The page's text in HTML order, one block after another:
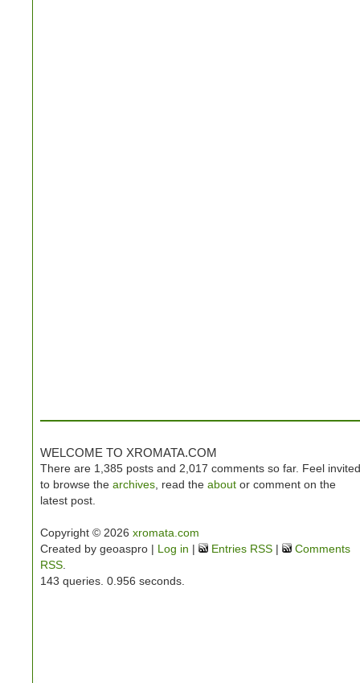
WELCOME TO XROMATA.COM
There are 1,385 posts and 2,017 comments so far. Feel invited
to browse the archives , read the about or comment on the
latest post.
Copyright © 2026 xromata.com
Created by geoaspro | Log in | Entries RSS |
Comments
RSS
143 queries. 0.956 seconds.